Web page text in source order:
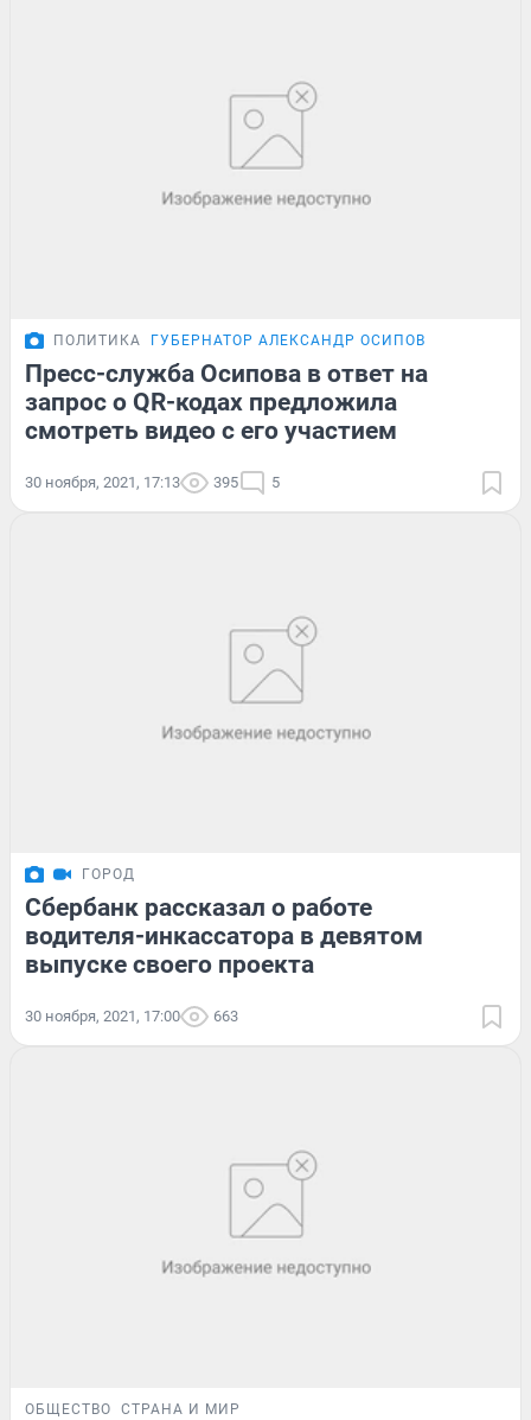
ПОЛИТИКА ГУБЕРНАТОР АЛЕКСАНДР ОСИПОВ
Пресс-служба Осипова в ответ на
запрос о QR-кодах предложила
смотреть видео с его участием
30 ноября, 2021, 17:13 395 5
ГОРОД
Сбербанк рассказал о работе
водителя-инкассатора в девятом
выпуске своего проекта
30 ноября, 2021, 17:00 663
ОБЩЕСТВО СТРАНА И МИР